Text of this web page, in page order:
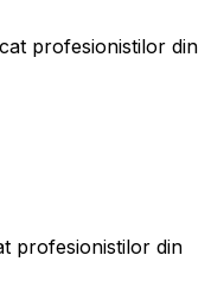
profesionistilor din
profesionistilor din